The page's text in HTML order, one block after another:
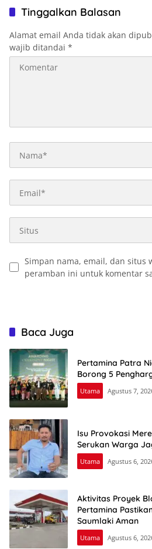
Tinggalkan Balasan
Alamat email Anda tidak akan
wajib ditandai *
Simpan nama, email, dan situs
peramban ini untuk komentar
Baca Juga
Pertamina Patra
Borong 5
Utama Agustus 7,
Isu Provokasi
Serukan Warga
Utama Agustus 6,
Aktivitas Proyek
Pertamina
Saumlaki Aman
Utama Agustus 6,